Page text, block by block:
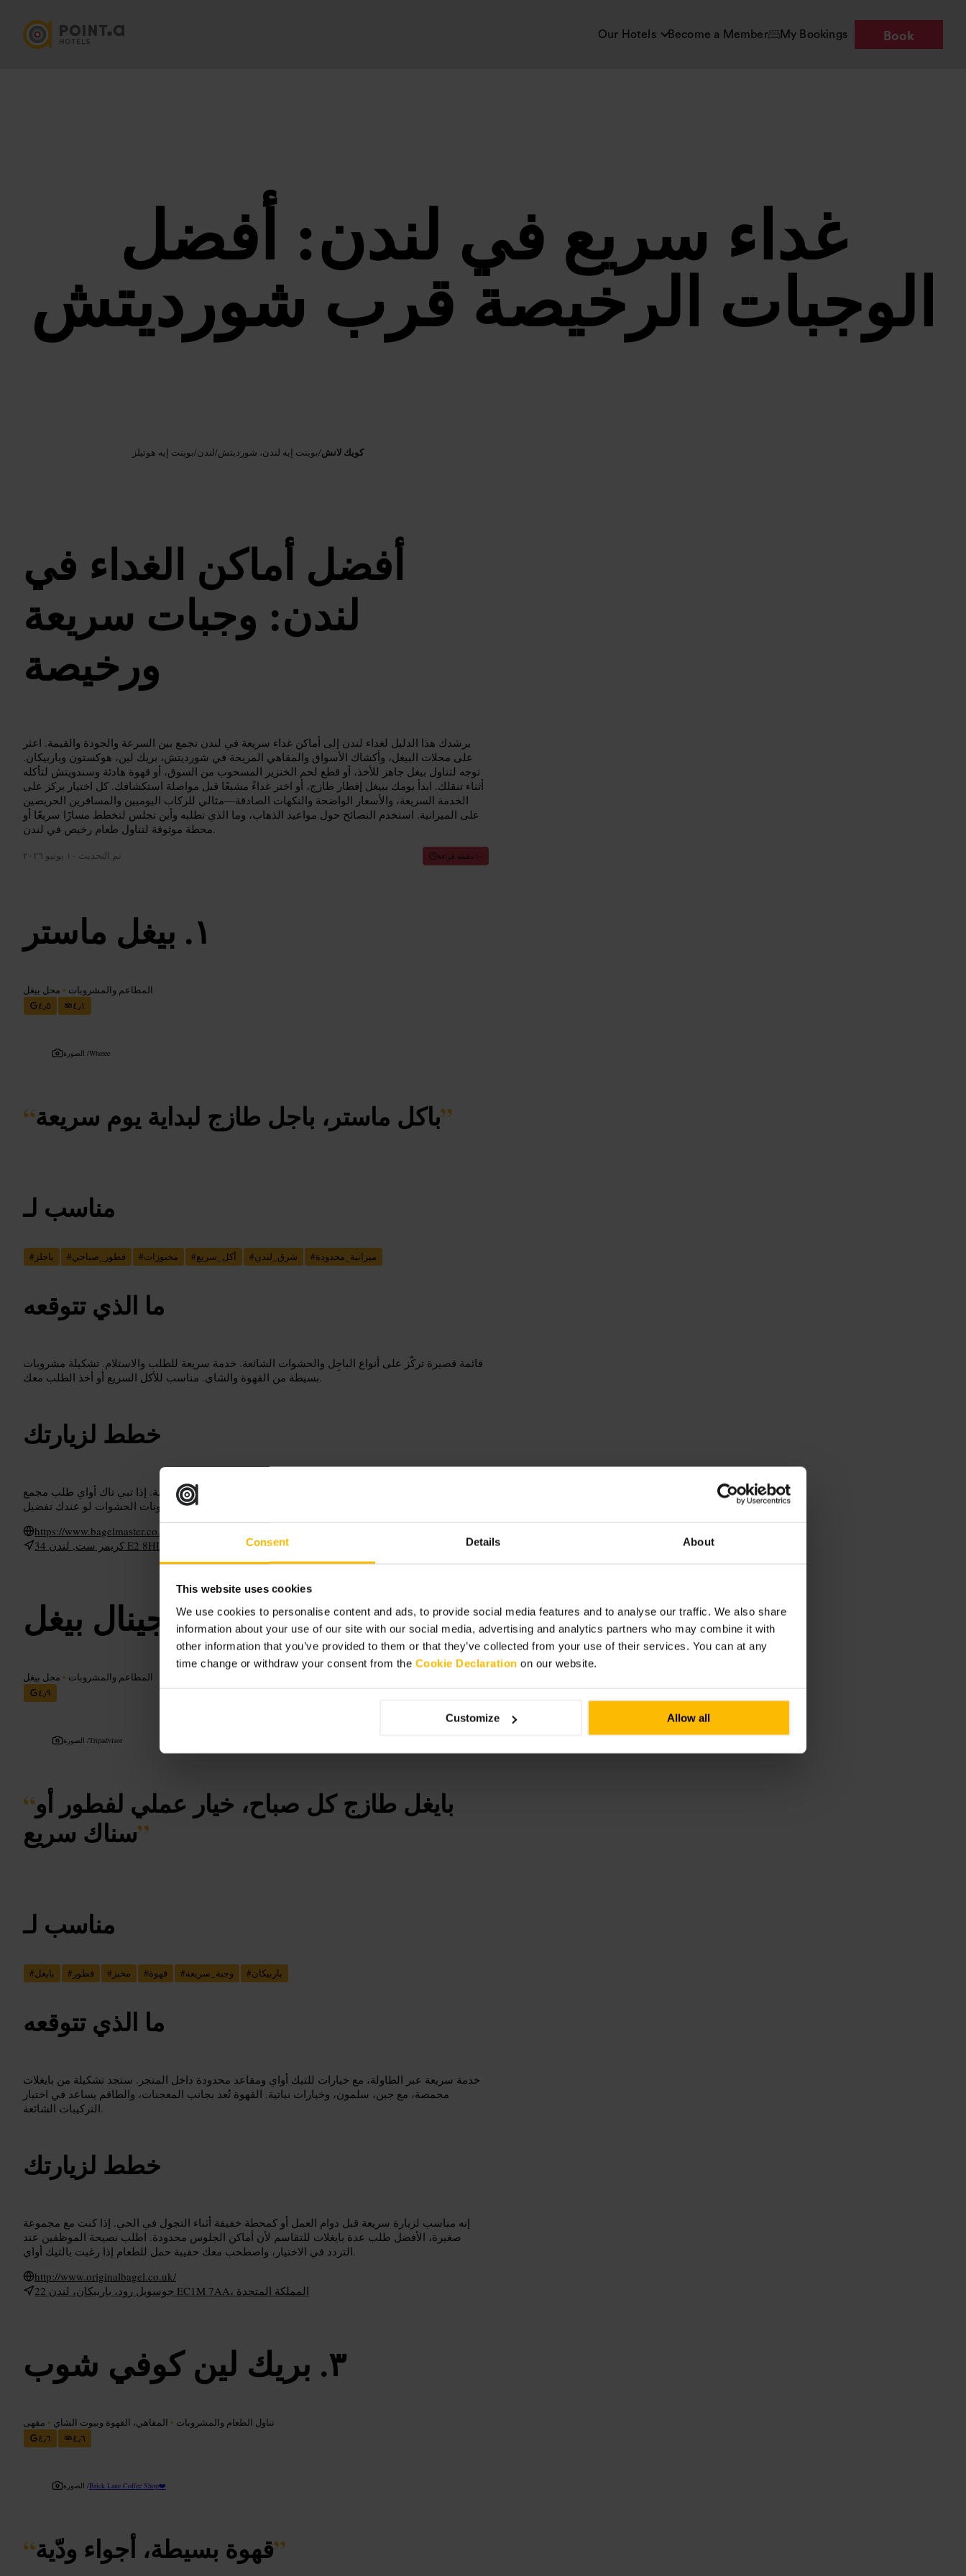
Consent Details About
This website uses cookies
We use cookies to personalise content and ads, to provide social media features and to analyse our traffic. We also share
information about your use of our site with our social media, advertising and analytics partners who may combine it with
other information that you’ve provided to them or that they’ve collected from your use of their services. You can at any
time change or withdraw your consent from the Cookie Declaration on our website.
Customize Allow all
Our Hotels Become a Member My Bookings Book
غداء سريع في لندن: أفضل
الوجبات الرخيصة قرب شورديتش
بوينت إيه هوتيلز/لندن/بوينت إيه لندن، شورديتش/كويك لانش
أفضل أماكن الغداء في
لندن: وجبات سريعة
ورخيصة
يرشدك هذا الدليل لغداء لندن إلى أماكن غداء سريعة في لندن تجمع بين السرعة والجودة والقيمة. اعثر
على محلات البيغل، وأكشاك الأسواق والمقاهي المريحة في شورديتش، بريك لين، هوكستون وباربيكان.
توجه لتناول بيغل جاهز للأخذ، أو قطع لحم الخنزير المسحوب من السوق، أو قهوة هادئة وسندويتش لتأكله
أثناء تنقلك. ابدأ يومك ببيغل إفطار طازج، أو اختر غداءً مشبعًا قبل مواصلة استكشافك. كل اختيار يركز على
الخدمة السريعة، والأسعار الواضحة والنكهات الصادقة—مثالي للركاب اليوميين والمسافرين الحريصين
على الميزانية. استخدم النصائح حول مواعيد الذهاب، وما الذي تطلبه وأين تجلس لتخطط مسارًا سريعًا أو
محطة موثوقة لتناول طعام رخيص في لندن.
تم التحديث ١٠ يونيو ٢٠٢٦ ١٠ دقيقة قراءة
بيغل ماستر
المطاعم والمشروبات • محل بيغل
٤٫٥
٤٫١
الصورة /Wheree
“باكل ماستر، باجل طازج لبداية يوم سريعة”
مناسب لـ
# باجلز #فطور_صباحي #مخبوزات #أكل_سريع #شرق_لندن #ميزانية_محدودة
ما الذي تتوقعه
قائمة قصيرة تركّز على أنواع الباجِل والحشوات الشائعة. خدمة سريعة للطلب والاستلام. تشكيلة مشروبات
بسيطة من القهوة والشاي. مناسب للأكل السريع أو أخذ الطلب معك.
خطط لزيارتك
توجّه صباحًا للحصول على باجل طازج، اطلب عند العداد لتسريع الخدمة. إذا تبي تاك أواي طلب مجمع
https://www.bagelmaster.co.uk/
أوريجينال بيغل
المطاعم والمشروبات • محل بيغل
٤٫٩
الصورة /Tripadvisor
“بايغل طازج كل صباح، خيار عملي لفطور أو
سناك سريع”
مناسب لـ
#بايغل # فطور # مخبز #قهوة #وجبة_سريعة #باربيكان
ما الذي تتوقعه
خدمة سريعة عبر الطاولة، مع خيارات للتيك أواي ومقاعد محدودة داخل المتجر. ستجد تشكيلة من بايغلات
محمصة، مع جبن، سلمون، وخيارات نباتية. القهوة تُعد بجانب المعجنات، والطاقم يساعد في اختيار
التركيبات الشائعة.
خطط لزيارتك
إنه مناسب لزيارة سريعة قبل دوام العمل أو كمحطة خفيفة أثناء التجول في الحي. إذا كنت مع مجموعة
صغيرة، الأفضل طلب عدة بايغلات للتقاسم لأن أماكن الجلوس محدودة. اطلب نصيحة الموظفين عند
التردد في الاختيار، واصطحب معك حقيبة حمل للطعام إذا رغبت بالتيك أواي.
http://www.originalbagel.co.uk/
22 جوسويل رود، باربيكان، لندن EC1M 7AA، المملكة المتحدة
بريك لين كوفي شوب
تناول الطعام والمشروبات • المقاهي، القهوة وبيوت الشاي • مقهى
٤٫٦
٤٫٦
الصورة /Brick Lane Coffee Shop❤️
“قهوة بسيطة، أجواء ودّية”